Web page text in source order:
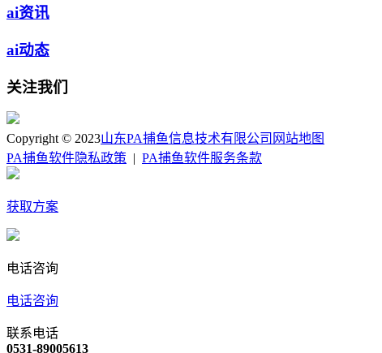
ai资讯
ai动态
关注我们
Copyright © 2023山东PA捕鱼信息技术有限公司 网站地图
PA捕鱼软件隐私政策
PA捕鱼软件服务条款
获取方案
电话咨询
电话咨询
联系电话
0531-89005613